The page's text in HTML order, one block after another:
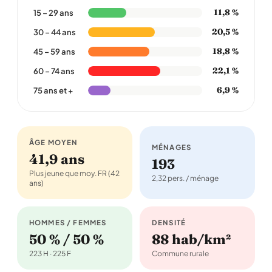
15 – 29 ans 11,8 %
30 – 44 ans 20,5 %
45 – 59 ans 18,8 %
60 – 74 ans 22,1 %
75 ans et + 6,9 %
ÂGE MOYEN
41,9 ans
Plus jeune que moy. FR (42
ans)
MÉNAGES
193
2,32 pers. / ménage
HOMMES / FEMMES
50 % / 50 %
223 H · 225 F
DENSITÉ
88 hab/km²
Commune rurale